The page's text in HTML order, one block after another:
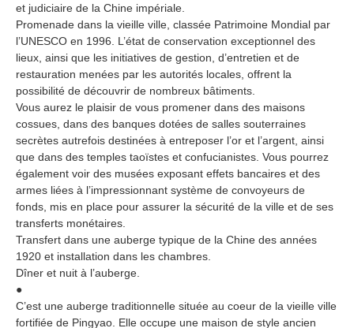
et judiciaire de la Chine impériale.
Promenade dans la vieille ville, classée Patrimoine Mondial par
l’UNESCO en 1996. L’état de conservation exceptionnel des
lieux, ainsi que les initiatives de gestion, d’entretien et de
restauration menées par les autorités locales, offrent la
possibilité de découvrir de nombreux bâtiments.
Vous aurez le plaisir de vous promener dans des maisons
cossues, dans des banques dotées de salles souterraines
secrètes autrefois destinées à entreposer l’or et l’argent, ainsi
que dans des temples taoïstes et confucianistes. Vous pourrez
également voir des musées exposant effets bancaires et des
armes liées à l’impressionnant système de convoyeurs de
fonds, mis en place pour assurer la sécurité de la ville et de ses
transferts monétaires.
Transfert dans une auberge typique de la Chine des années
1920 et installation dans les chambres.
Dîner et nuit à l’auberge.
●
C’est une auberge traditionnelle située au coeur de la vieille ville
fortifiée de Pingyao. Elle occupe une maison de style ancien